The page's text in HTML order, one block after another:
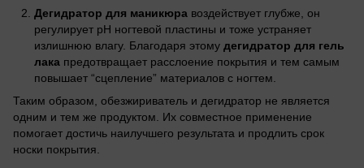
Дегидратор для маникюра воздействует глубже, он
регулирует pH ногтевой пластины и тоже устраняет
излишнюю влагу. Благодаря этому дегидратор для гель
лака предотвращает расслоение покрытия и тем самым
повышает “сцепление” материалов с ногтем.
Таким образом, обезжириватель и дегидратор не является
одним и тем же продуктом. Их совместное применение
помогает достичь наилучшего результата и продлить срок
носки покрытия.